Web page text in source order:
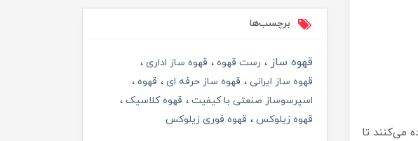
می‌کنند تا
برچسب‌ها
قهوه ساز رست قهوه
قهوه ساز اداری
قهوه ساز ایرانی
قهوه ساز حرفه ای
قهوه
اسپرسوساز صنعتی با کیفیت
قهوه کلاسیک
قهوه زیلوکس
قهوه فوری زیلوکس